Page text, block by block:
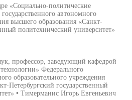
«Социально-политические
автономного
высшего образования «Санкт-
политехнический университет»
профессор, заведующий кафедрой
Федерального
образовательного учреждения
Петербургский государственный
• Тимерманис Игорь Евгеньевич